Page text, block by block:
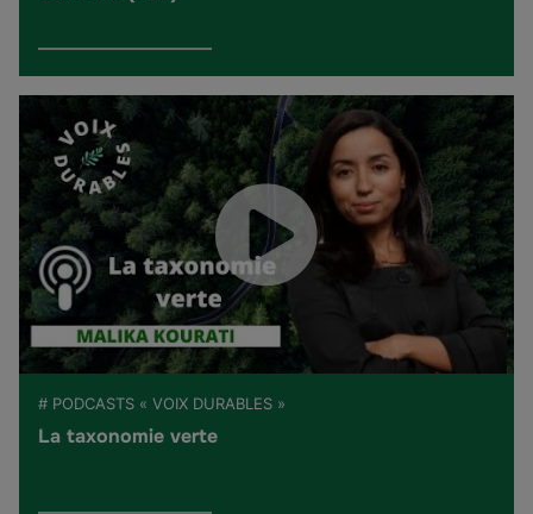
# PODCASTS « VOIX DURABLES »
La taxonomie verte